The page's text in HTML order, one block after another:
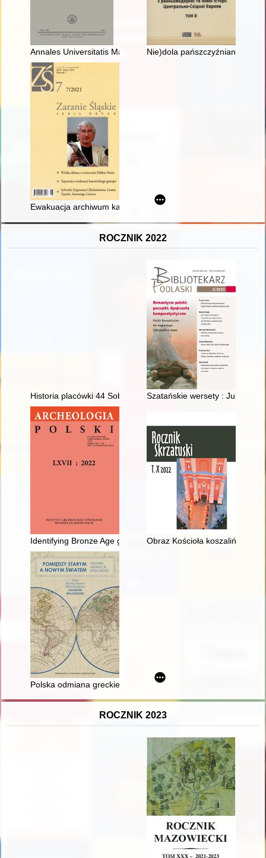
Annales Universitatis Mariae Curie-Skłodowska. Sectio F,
Nie)dola pańszczyźnianych
Ewakuacja archiwum katowickiego gestapo w świetle relacji
ROCZNIK 2022
Historia placówki 44 Sobieszyn ZWZ-AK-WiN : w walce o
Szatańskie wersety : Juliusz
Identifying Bronze Age glass production centres through
Obraz Kościoła koszalińsko-
Polska odmiana greckiej tragedii antycznej rozgrywającej się
ROCZNIK 2023